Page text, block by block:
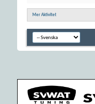
Mer Aktivitet